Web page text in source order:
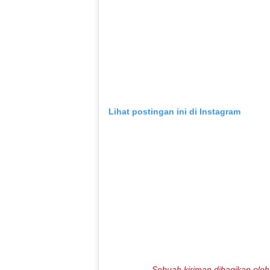
Lihat postingan ini di Instagram